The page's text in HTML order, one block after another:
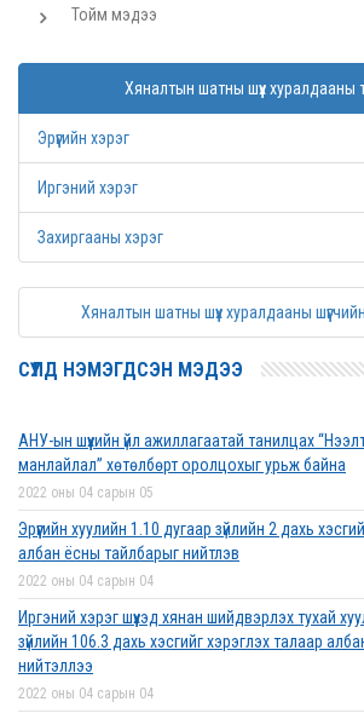
Тойм мэдээ
Хяналтын шатны шүүх хуралдааны
Эрүүгийн хэрэг
Иргэний хэрэг
Захиргааны хэрэг
Хяналтын шатны шүүх хуралдааны
СҮҮЛД НЭМЭГДСЭН МЭДЭЭ
АНУ-ын шүүхийн үйл ажиллагаатай танилцах
манлайлал” хөтөлбөрт оролцохыг урьж байна
2022 оны 04 сарын 05
Эрүүгийн хуулийн 1.10 дугаар зүйлийн 2 дахь
албан ёсны тайлбарыг нийтлэв
2022 оны 04 сарын 04
Иргэний хэрэг шүүхэд хянан шийдвэрлэх тухай
зүйлийн 106.3 дахь хэсгийг хэрэглэх талаар
нийтэллээ
2022 оны 04 сарын 04